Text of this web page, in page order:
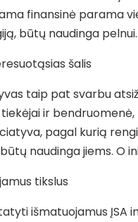
finansinė parama
būtų naudinga pelnui.
šalis
taip pat svarbu
ir
pagal kurią
naudinga jiems. O
tikslus
išmatuojamus ĮSA